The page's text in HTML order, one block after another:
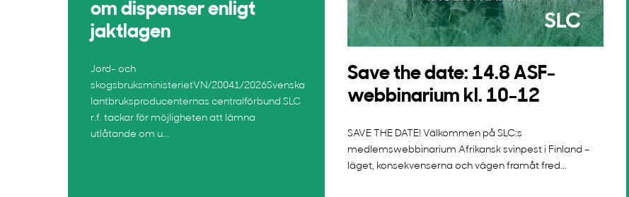
om dispenser enligt
jaktlagen
Jord- och
skogsbruksministerietVN/20041/2026Svenska
lantbruksproducenternas centralförbund SLC
r.f. tackar för möjligheten att lämna
utlåtande om u...
Save the date: 14.8 ASF-
webbinarium kl. 10-12
SAVE THE DATE! Välkommen på SLC:s
medlemswebbinarium Afrikansk svinpest i Finland –
läget, konsekvenserna och vägen framåt fred...